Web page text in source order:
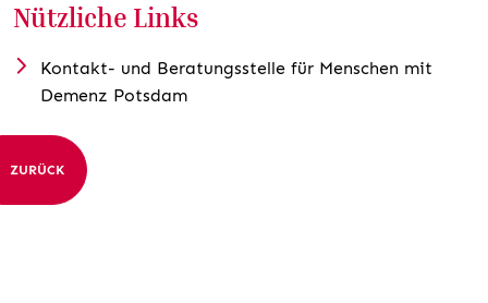
Nützliche Links
Kontakt- und Beratungsstelle für Menschen mit
Demenz Potsdam
ZURÜCK